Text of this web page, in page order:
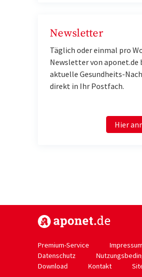
Newsletter
Täglich oder einmal pro
Newsletter von
aktuelle Gesundheits-
direkt in Ihr Postfach.
Hier
Premium-Service
Impressum
Datenschutz
Download
Kontakt